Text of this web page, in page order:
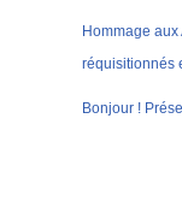
Hommage
réquisitionnés
Bonjour !